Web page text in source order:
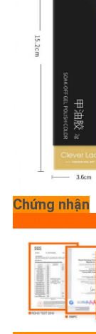
Chứng nhận